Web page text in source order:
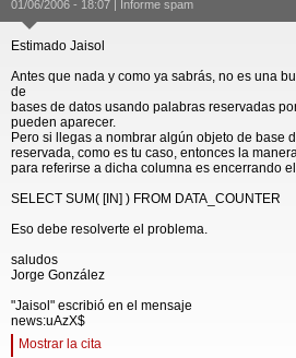
01/06/2006 - 18:07 | Informe spam
Estimado Jaisol
Antes que nada y como ya sabrás, no es una
de
bases de datos usando palabras reservadas
pueden aparecer.
Pero si llegas a nombrar algún objeto de base
reservada, como es tu caso, entonces la
para referirse a dicha columna es encerrando
SELECT SUM( [IN] ) FROM DATA_COUNTER
Eso debe resolverte el problema.
saludos
Jorge González
"Jaisol" escribió en el mensaje
news:uAzX$
Mostrar la cita